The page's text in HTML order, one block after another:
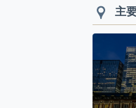
主